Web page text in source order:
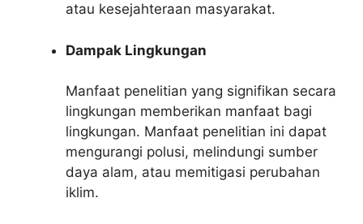
atau kesejahteraan masyarakat.
Dampak Lingkungan
Manfaat penelitian yang signifikan secara
lingkungan memberikan manfaat bagi
lingkungan. Manfaat penelitian ini dapat
mengurangi polusi, melindungi sumber
daya alam, atau memitigasi perubahan
iklim.